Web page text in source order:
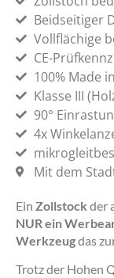
Beidseitiger
Vollflächige
CE-
100% Made
Klasse III
90°
4x
Mit dem
Ein Zollstock der
NUR ein
Werkzeugdas
Trotz der Hohen